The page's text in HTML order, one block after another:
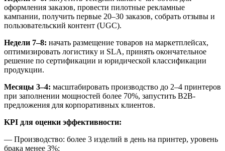
оформления заказов, провести пилотные рекламные
кампании, получить первые 20–30 заказов, собрать отзывы и
пользовательский контент (UGC).
Недели 7–8: начать размещение товаров на маркетплейсах,
оптимизировать логистику и SLA, принять окончательное
решение по сертификации и юридической классификации
продукции.
Месяцы 3–4: масштабировать производство до 2–4 принтеров
при заполнении мощностей более 70%, запустить B2B-
предложения для корпоративных клиентов.
KPI для оценки эффективности:
— Производство: более 3 изделий в день на принтер, уровень
брака менее 3%;